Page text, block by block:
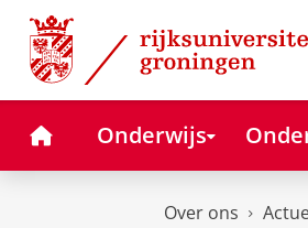
Skip
Content
Skip
Navigation
HomeOnderwijs
Over ons